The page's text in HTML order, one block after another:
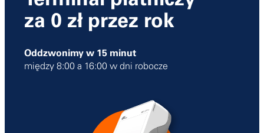
za 0 zł przez rok
Oddzwonimy w 15 minut
między 8:00 a 16:00 w dni robocze